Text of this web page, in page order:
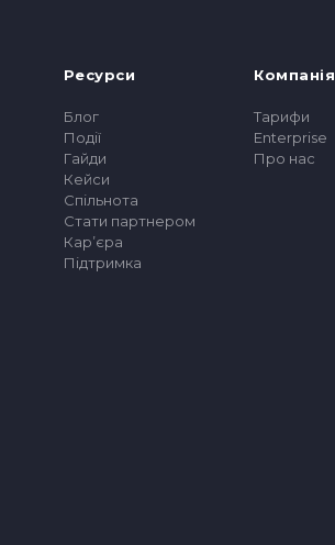
Ресурси
Блог
Події
Гайди
Кейси
Спільнота
Стати партнером
Карʼєра
Підтримка
Компанія
Тарифи
Enterprise
Про нас